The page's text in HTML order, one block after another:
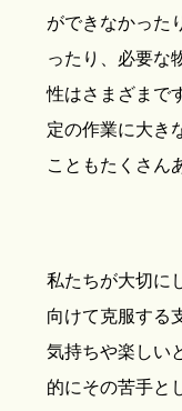
ができなかった
ったり、必要な
性はさまざまで
定の作業に大き
こともたくさん
私たちが大切に
向けて克服する
気持ちや楽しい
的にその苦手と